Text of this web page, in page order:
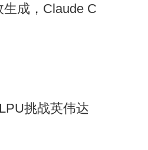
成，Claude C
挑战英伟达